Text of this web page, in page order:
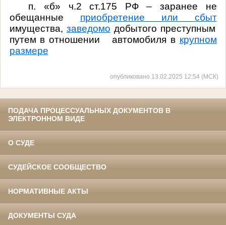
п. «б» ч.2 ст.175 РФ – заранее не
обещанные приобретение или сбыт
имущества, заведомо добытого преступным
путем в отношении
автомобиля в крупном
размере
опубликовано 13.02.2025 12:54 (МСК)
ПОДАЧА ПРОЦЕССУАЛЬНЫХ ДОКУМЕНТОВ В
ЭЛЕКТРОННОМ ВИДЕ
О СУДЕ
СУДЕЙСКОЕ СООБЩЕСТВО
НОРМАТИВНЫЕ АКТЫ
ДОКУМЕНТЫ СУДА